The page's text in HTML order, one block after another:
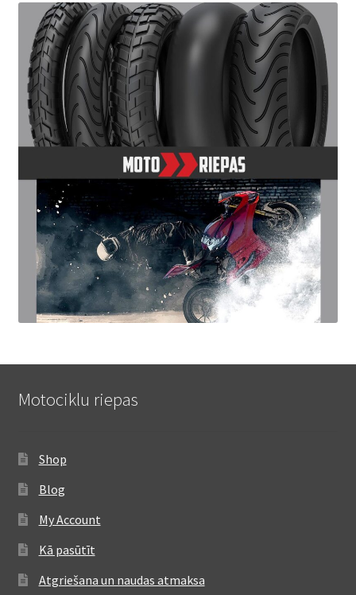
Motociklu riepas
Shop
Blog
My Account
Kā pasūtīt
Atgriešana un naudas atmaksa